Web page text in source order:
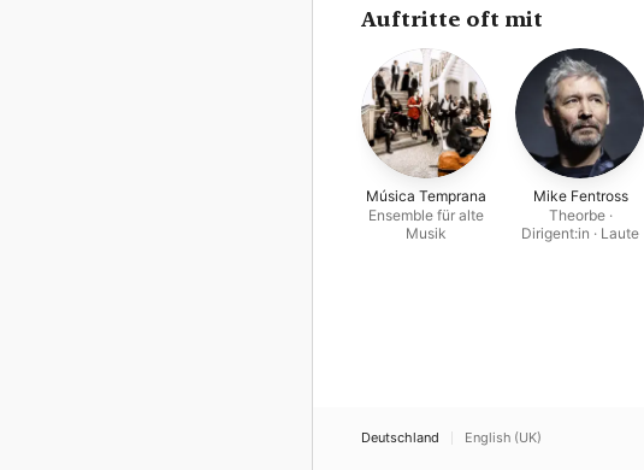
Auftritte oft mit
Música Temprana
Ensemble für alte
Musik
Mike Fentross
Theorbe ·
Dirigent:in · Laute
Deutschland English (UK)